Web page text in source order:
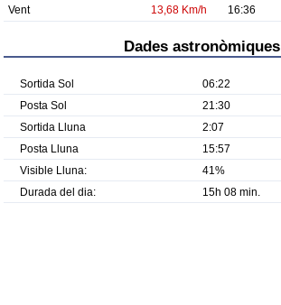
Vent
13,68 Km/h 16:36
Dades astronòmiques
Sortida Sol
06:22
Posta Sol
21:30
Sortida Lluna
2:07
Posta Lluna
15:57
Visible Lluna:
41%
Durada del dia:
15h 08 min.